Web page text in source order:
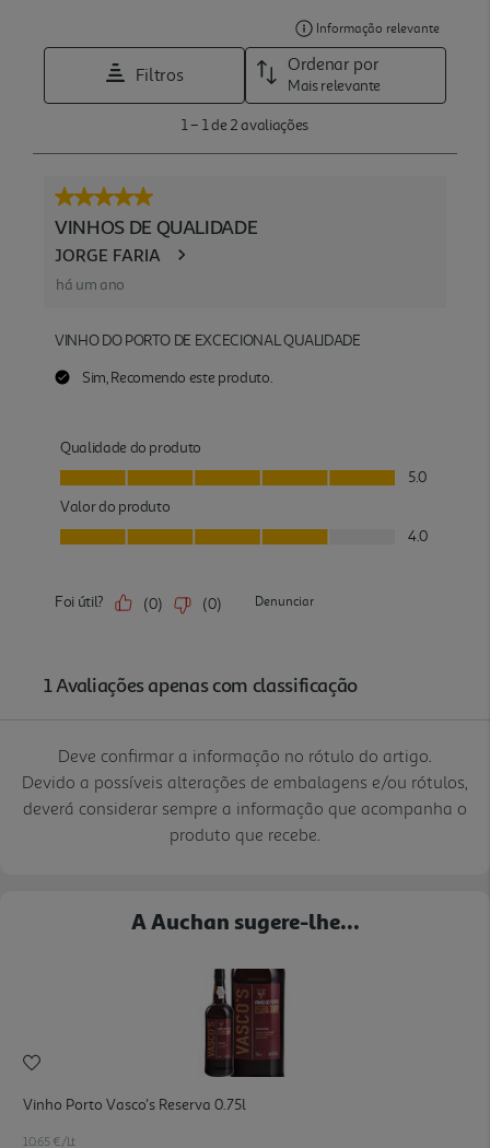
Deve confirmar a informação no rótulo do artigo.
Devido a possíveis alterações de embalagens e/ou rótulos,
deverá considerar sempre a informação que acompanha o
produto que recebe.
A Auchan sugere-lhe...
Vinho Porto Vasco's Reserva 0.75l
10.65 €/Lt